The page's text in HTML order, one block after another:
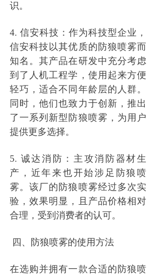
识。
4. 信安科技：作为科技型企业，
信安科技以其优质的防狼喷雾而
知名。其产品在研发中充分考虑
到了人机工程学，使用起来方便
轻巧，适合不同年龄层的人群。
同时，他们也致力于创新，推出
了一系列新型防狼喷雾，为用户
提供更多选择。
5. 诚达消防：主攻消防器材生
产，近年来也开始涉足防狼喷
雾。该厂的防狼喷雾经过多次实
验，效果明显，且产品价格相对
合理，受到消费者的认可。
四、防狼喷雾的使用方法
在选购并拥有一款合适的防狼喷